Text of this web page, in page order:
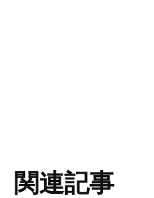
関連記事